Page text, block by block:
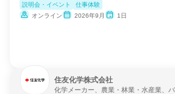
説明会・イベント
仕事体験
オンライン
2026年9月 1日
住友化学株式会社
化学メーカー、農業・林業・水産業、